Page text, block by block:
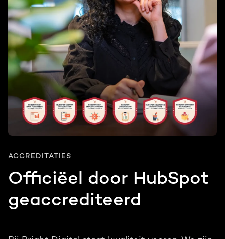
ACCREDITATIES
Officiëel door HubSpot
geaccrediteerd